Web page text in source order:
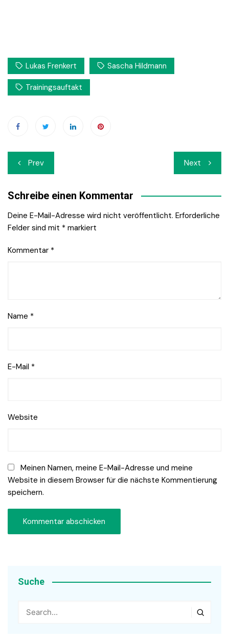
Lukas Frenkert Sascha Hildmann
Trainingsauftakt
Beitrags-
Navigation
Prev Next
Schreibe einen Kommentar
Deine E-Mail-Adresse wird nicht veröffentlicht. Erforderliche
Felder sind mit * markiert
Kommentar *
Name *
E-Mail *
Website
Meinen Namen, meine E-Mail-Adresse und meine
Website in diesem Browser für die nächste Kommentierung
speichern.
Suche